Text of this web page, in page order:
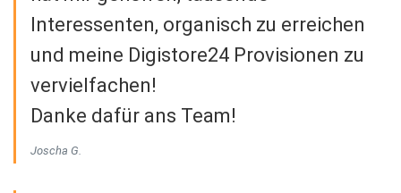
Interessenten, organisch zu erreichen
und meine Digistore24 Provisionen zu
vervielfachen!
Danke dafür ans Team!
Joscha G.